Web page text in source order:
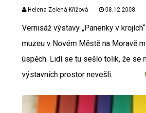
Helena Zelená Křížová 08.12.2008
Vernisáž výstavy „Panenky v
muzeu v Novém Městě na Moravě
úspěch. Lidí se tu sešlo tolik, že se
výstavních prostor nevešli.